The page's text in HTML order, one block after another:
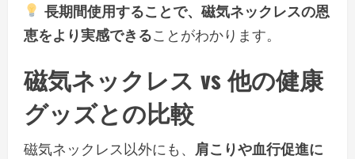
長期間使用することで、磁気ネックレスの恩
恵をより実感できることがわかります。
磁気ネックレス vs 他の健康
グッズとの比較
磁気ネックレス以外にも、 肩こりや血行促進に